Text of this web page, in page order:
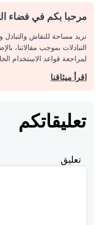
مرحبا بكم في فضاء
نريد مساحة للنقاش
التبادلات بموجب مقالاتنا،
لمراجعة قواعد الاستخدام
اقرأ ميثاقنا
تعليقاتكم
تعليق